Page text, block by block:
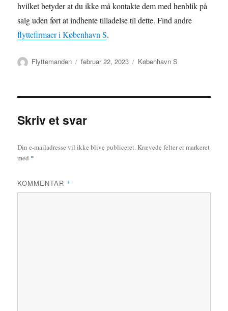
hvilket betyder at du ikke må kontakte dem med henblik på
salg uden ført at indhente tilladelse til dette. Find andre
flyttefirmaer i København S.
Forfatter
Flyttemanden Udgivet
februar 22, 2023 Kategorier
København S
Skriv et svar
Din e-mailadresse vil ikke blive publiceret. Krævede felter er markeret
med *
KOMMENTAR *